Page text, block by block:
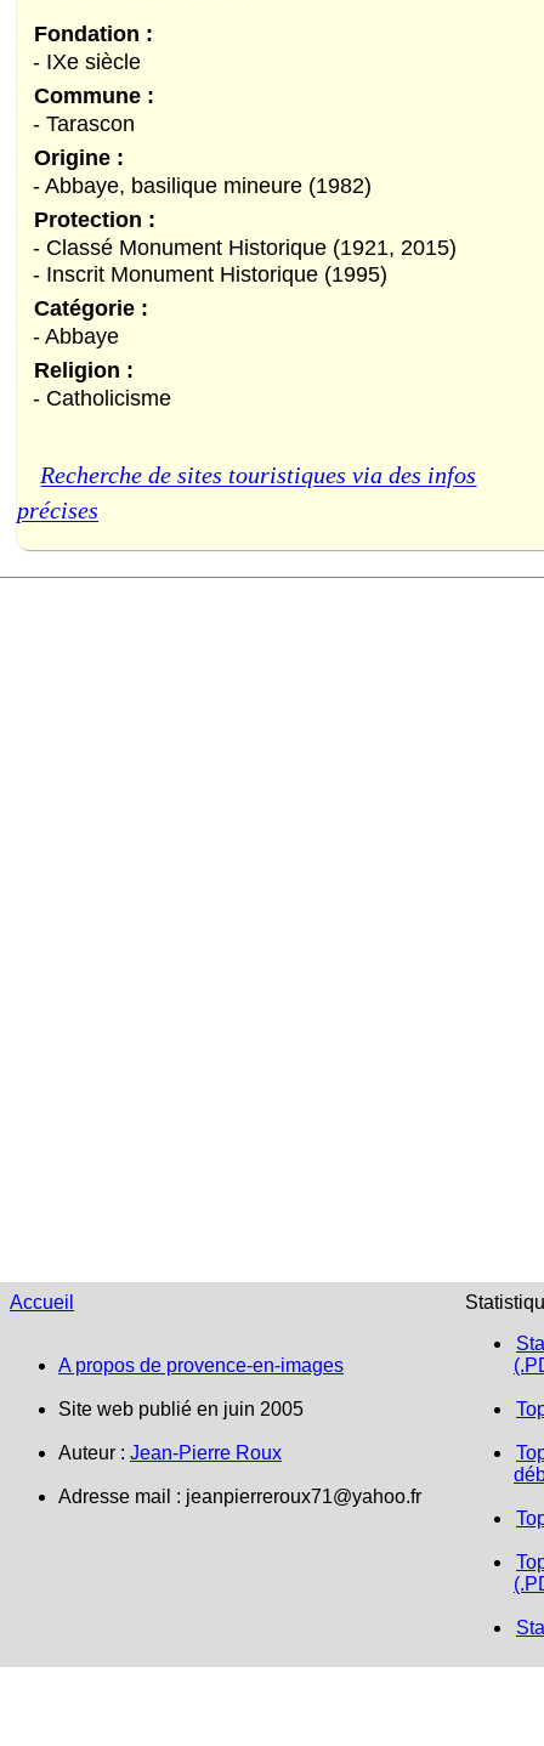
Fondation :
- IXe siècle
Commune :
- Tarascon
Origine :
- Abbaye, basilique mineure (1982)
Protection :
- Classé Monument Historique (1921, 2015)
- Inscrit Monument Historique (1995)
Catégorie :
- Abbaye
Religion :
- Catholicisme
Recherche de sites touristiques via des infos
précises
Accueil
A propos de provence-en-images
Site web publié en juin 2005
Auteur : Jean-Pierre Roux
Adresse mail : jeanpierreroux71@yahoo.fr